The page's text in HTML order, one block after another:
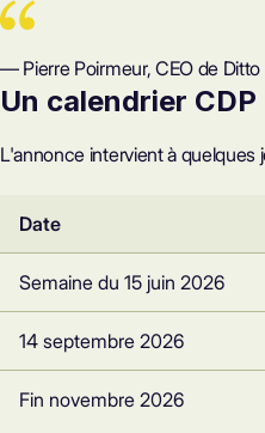
— Pierre Poirmeur, CEO de Ditto
Un calendrier
L'annonce intervient à
Date
Semaine du 15 juin 2026
14 septembre 2026
Fin novembre 2026